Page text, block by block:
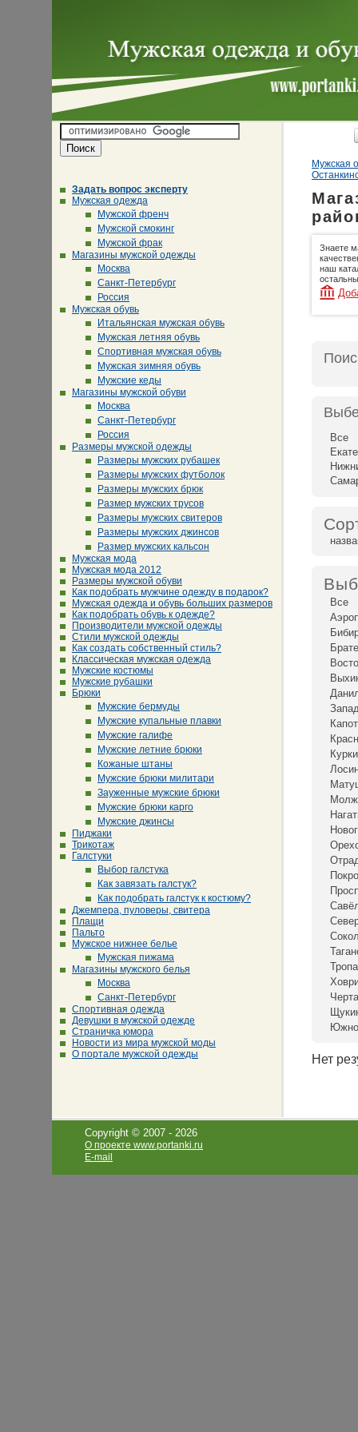
Задать вопрос эксперту
Мужская одежда
Мужской френч
Мужской смокинг
Мужской фрак
Магазины мужской одежды
Москва
Санкт-Петербург
Россия
Мужская обувь
Итальянская мужская обувь
Мужская летняя обувь
Спортивная мужская обувь
Мужская зимняя обувь
Мужские кеды
Магазины мужской обуви
Москва
Санкт-Петербург
Россия
Размеры мужской одежды
Размеры мужских рубашек
Размеры мужских футболок
Размеры мужских брюк
Размер мужских трусов
Размеры мужских свитеров
Размеры мужских джинсов
Размер мужских кальсон
Мужская мода
Мужская мода 2012
Размеры мужской обуви
Как подобрать мужчине одежду в подарок?
Мужская одежда и обувь больших размеров
Как подобрать обувь к одежде?
Производители мужской одежды
Стили мужской одежды
Как создать собственный стиль?
Классическая мужская одежда
Мужские костюмы
Мужские рубашки
Брюки
Мужские бермуды
Мужские купальные плавки
Мужские галифе
Мужские летние брюки
Кожаные штаны
Мужские брюки милитари
Зауженные мужские брюки
Мужские брюки карго
Мужские джинсы
Пиджаки
Трикотаж
Галстуки
Выбор галстука
Как завязать галстук?
Как подобрать галстук к костюму?
Джемпера, пуловеры, свитера
Плащи
Пальто
Мужское нижнее белье
Мужская пижама
Магазины мужского белья
Москва
Санкт-Петербург
Спортивная одежда
Девушки в мужской одежде
Страничка юмора
Новости из мира мужской моды
О портале мужской одежды
Мужская
Знаете
наш
Все
Все
Нет
Copyright © 2007 - 2026
О проекте www.portanki.ru
E-mail